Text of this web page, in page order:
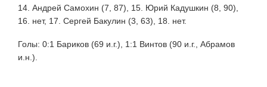
14. Андрей Самохин (7, 87), 15. Юрий Кадушкин (8, 90),
16. нет, 17. Сергей Бакулин (3, 63), 18. нет.
Голы: 0:1 Бариков (69 и.г.), 1:1 Винтов (90 и.г., Абрамов
и.н.).